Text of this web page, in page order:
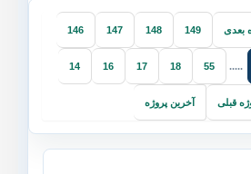
بعدی 149
148
147
146
.....
55
18
17
16
14
قبلی آخرین پروژه